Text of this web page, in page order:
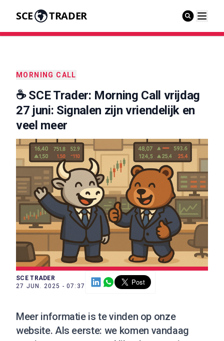
SCE TRADER
MORNING CALL
☕️ SCE Trader: Morning Call vrijdag
27 juni: Signalen zijn vriendelijk en
veel meer
SCE TRADER
27 JUN. 2025 - 07:37
Meer informatie is te vinden op onze
website. Als eerste: we komen vandaag